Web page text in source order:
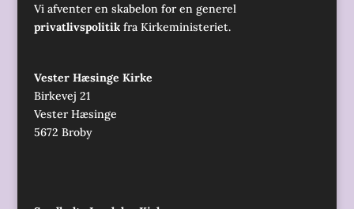
Vi afventer en skabelon for en generel
privatlivspolitikfra Kirkeministeriet.
Vester Hæsinge Kirke
Birkevej 21
Vester Hæsinge
5672 Broby